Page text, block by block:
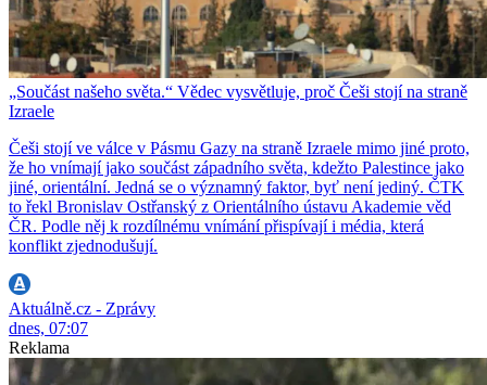
„Součást našeho světa.“ Vědec vysvětluje, proč Češi stojí na straně
Izraele
Češi stojí ve válce v Pásmu Gazy na straně Izraele mimo jiné proto,
že ho vnímají jako součást západního světa, kdežto Palestince jako
jiné, orientální. Jedná se o významný faktor, byť není jediný. ČTK
to řekl Bronislav Ostřanský z Orientálního ústavu Akademie věd
ČR. Podle něj k rozdílnému vnímání přispívají i média, která
konflikt zjednodušují.
Aktuálně.cz - Zprávy
dnes, 07:07
Reklama